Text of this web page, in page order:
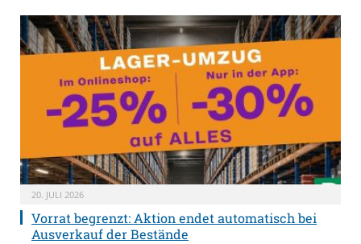
20. JULI 2026
Vorrat begrenzt: Aktion endet automatisch bei
Ausverkauf der Bestände